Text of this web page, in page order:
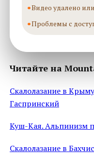
Видео удалено
Проблемы с
Читайте на
Скалолазание в
Гаспринский
Куш-Кая. Альпинизм
Скалолазание в